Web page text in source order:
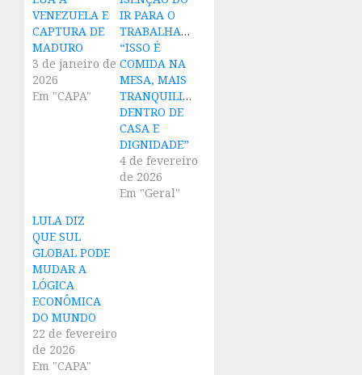
VENEZUELA E
CAPTURA DE
MADURO
3 de janeiro de
2026
Em "CAPA"
IR PARA O
TRABALHADOR:
“ISSO É
COMIDA NA
MESA, MAIS
TRANQUILIDADE
DENTRO DE
CASA E
DIGNIDADE”
4 de fevereiro
de 2026
Em "Geral"
LULA DIZ
QUE SUL
GLOBAL PODE
MUDAR A
LÓGICA
ECONÔMICA
DO MUNDO
22 de fevereiro
de 2026
Em "CAPA"